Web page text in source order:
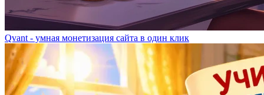
Qvant - умная монетизация сайта в один клик